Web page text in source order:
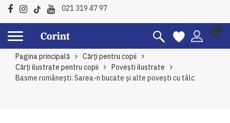
021 319 47 97
Pagina principală
Cărți pentru copii
Cărți ilustrate pentru copii
Povești ilustrate
Basme românești. Sarea-n bucate și alte povești cu tâlc